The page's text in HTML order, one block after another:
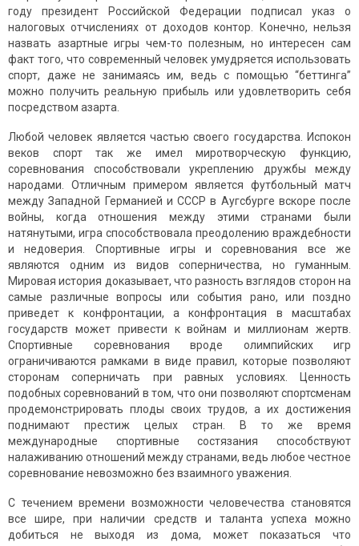
году президент Российской Федерации подписал указ о
налоговых отчислениях от доходов контор. Конечно, нельзя
назвать азартные игры чем-то полезным, но интересен сам
факт того, что современный человек умудряется использовать
спорт, даже не занимаясь им, ведь с помощью “беттинга”
можно получить реальную прибыль или удовлетворить себя
посредством азарта.
Любой человек является частью своего государства. Испокон
веков спорт так же имел миротворческую функцию,
соревнования способствовали укреплению дружбы между
народами. Отличным примером является футбольный матч
между Западной Германией и СССР в Аугсбурге вскоре после
войны, когда отношения между этими странами были
натянутыми, игра способствовала преодолению враждебности
и недоверия. Спортивные игры и соревнования все же
являются одним из видов соперничества, но гуманным.
Мировая история доказывает, что разность взглядов сторон на
самые различные вопросы или события рано, или поздно
приведет к конфронтации, а конфронтация в масштабах
государств может привести к войнам и миллионам жертв.
Спортивные соревнования вроде олимпийских игр
ограничиваются рамками в виде правил, которые позволяют
сторонам соперничать при равных условиях. Ценность
подобных соревнований в том, что они позволяют спортсменам
продемонстрировать плоды своих трудов, а их достижения
поднимают престиж целых стран. В то же время
международные спортивные состязания способствуют
налаживанию отношений между странами, ведь любое честное
соревнование невозможно без взаимного уважения.
С течением времени возможности человечества становятся
все шире, при наличии средств и таланта успеха можно
добиться не выходя из дома, может показаться что